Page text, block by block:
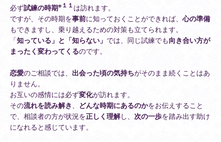
必ず試練の時期※１１は訪れます。
ですが、その時期を事前に知っておくことができれば、心の準備
もできますし、乗り越えるための対策も立てられます。
「知っている」と「知らない」 では、同じ試練でも向き合い方が
まったく変わってくるのです。
恋愛のご相談では、 出会った頃の気持ちがそのまま続くことはあ
りません。
お互いの感情には必ず変化が訪れます。
その流れを読み解き どんな時期にあるのかをお伝えすること
で、相談者の方が状況を正しく理解し、 次の一歩を踏み出す助け
になれると感じています。